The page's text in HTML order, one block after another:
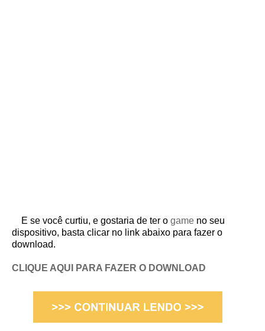
E se você curtiu, e gostaria de ter o game no seu
dispositivo, basta clicar no link abaixo para fazer o
download.
CLIQUE AQUI PARA FAZER O DOWNLOAD